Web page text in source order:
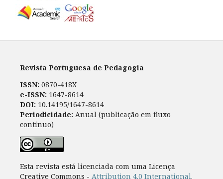
Revista Portuguesa de Pedagogia
ISSN: 0870-418X
e-ISSN: 1647-8614
DOI: 10.14195/1647-8614
Periodicidade: Anual (publicação em fluxo
contínuo)
Esta revista está licenciada com uma Licença
Creative Commons - Attribution 4.0 International.